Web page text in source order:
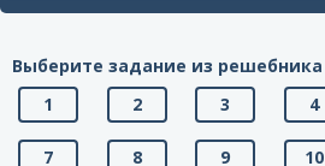
Выберите задание из решебника
1
2 3 4
7 8 9 10